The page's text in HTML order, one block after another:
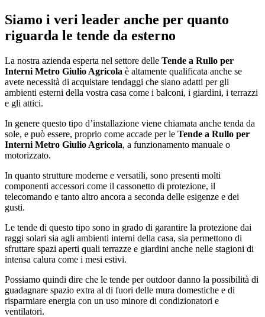
Siamo i veri leader anche per quanto
riguarda le tende da esterno
La nostra azienda esperta nel settore delle Tende a Rullo per
Interni Metro Giulio Agricola è altamente qualificata anche se
avete necessità di acquistare tendaggi che siano adatti per gli
ambienti esterni della vostra casa come i balconi, i giardini, i terrazzi
e gli attici.
In genere questo tipo d’installazione viene chiamata anche tenda da
sole, e può essere, proprio come accade per le Tende a Rullo per
Interni Metro Giulio Agricola, a funzionamento manuale o
motorizzato.
In quanto strutture moderne e versatili, sono presenti molti
componenti accessori come il cassonetto di protezione, il
telecomando e tanto altro ancora a seconda delle esigenze e dei
gusti.
Le tende di questo tipo sono in grado di garantire la protezione dai
raggi solari sia agli ambienti interni della casa, sia permettono di
sfruttare spazi aperti quali terrazze e giardini anche nelle stagioni di
intensa calura come i mesi estivi.
Possiamo quindi dire che le tende per outdoor danno la possibilità di
guadagnare spazio extra al di fuori delle mura domestiche e di
risparmiare energia con un uso minore di condizionatori e
ventilatori.